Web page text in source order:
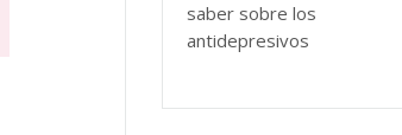
saber sobre los
antidepresivos